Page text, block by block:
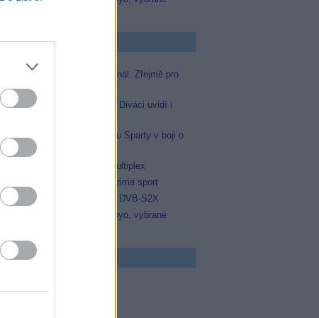
Zprávičky
Skylink spustil nový Test kanál. Zřejmě pro
Prima sport
Oneplay zařadí Prima sport. Diváci uvidí i
Prima sport odvysílá i odvetu Sparty v boji o
Ligu mistrů
Operátor Du převzal další multiplex
Antik TV potvrdil zařazení Prima sport
Televisa Networks přešla na DVB-S2X
Niké liga opět komplet na Voyo, vybrané
program